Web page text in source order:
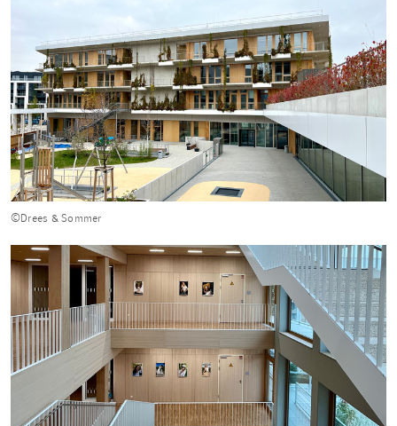
©Drees & Sommer